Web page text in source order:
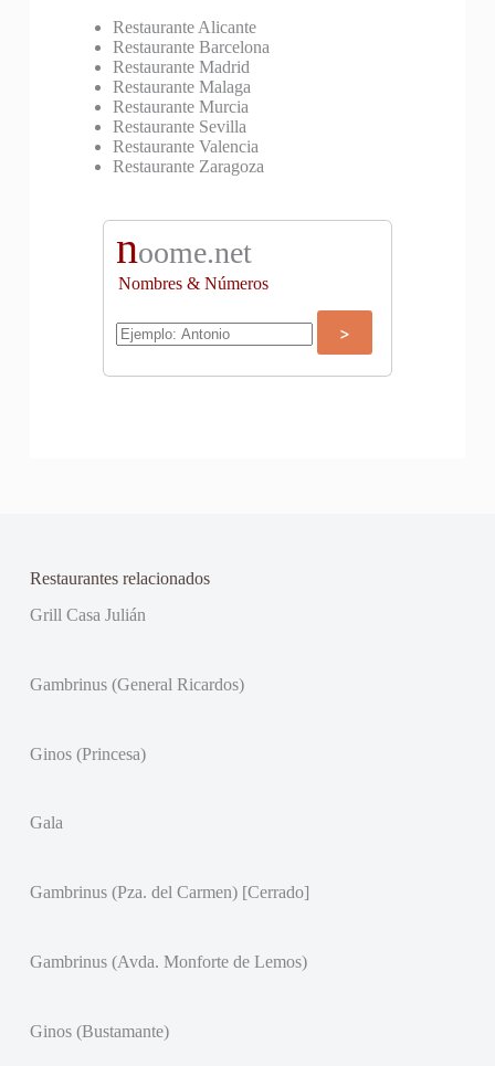
Restaurante Alicante
Restaurante Barcelona
Restaurante Madrid
Restaurante Malaga
Restaurante Murcia
Restaurante Sevilla
Restaurante Valencia
Restaurante Zaragoza
noome.net
Nombres & Números
Restaurantes relacionados
Grill Casa Julián
Gambrinus (General Ricardos)
Ginos (Princesa)
Gala
Gambrinus (Pza. del Carmen) [Cerrado]
Gambrinus (Avda. Monforte de Lemos)
Ginos (Bustamante)